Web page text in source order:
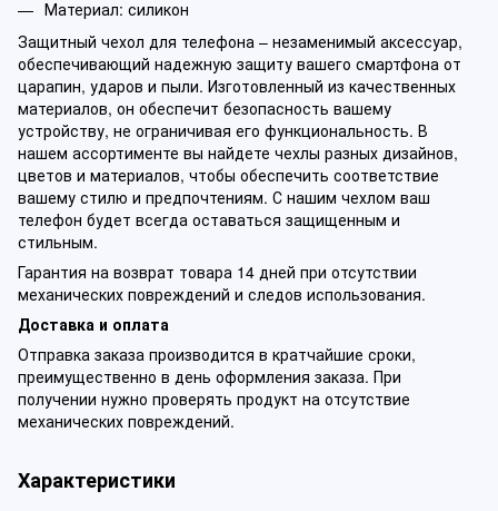
Материал: силикон
Защитный чехол для телефона – незаменимый аксессуар,
обеспечивающий надежную защиту вашего смартфона от
царапин, ударов и пыли. Изготовленный из качественных
материалов, он обеспечит безопасность вашему
устройству, не ограничивая его функциональность. В
нашем ассортименте вы найдете чехлы разных дизайнов,
цветов и материалов, чтобы обеспечить соответствие
вашему стилю и предпочтениям. С нашим чехлом ваш
телефон будет всегда оставаться защищенным и
стильным.
Гарантия на возврат товара 14 дней при отсутствии
механических повреждений и следов использования.
Доставка и оплата
Отправка заказа производится в кратчайшие сроки,
преимущественно в день оформления заказа. При
получении нужно проверять продукт на отсутствие
механических повреждений.
Характеристики